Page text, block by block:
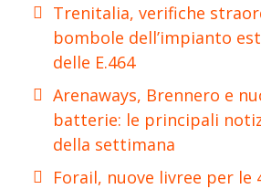
Trenitalia, verifiche
bombole dell’impianto
delle E.464
Arenaways, Brennero e
batterie: le principali
della settimana
Forail, nuove livree per le